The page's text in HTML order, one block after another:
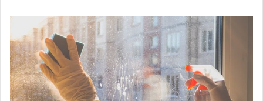
primeren za številne jedi.